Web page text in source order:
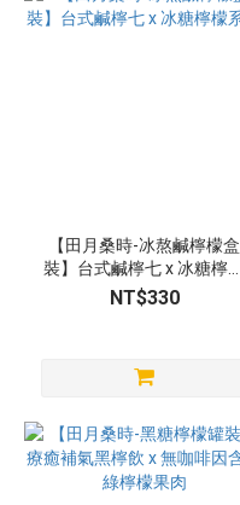
【田月桑時-冰熬鹹檸檬盒
裝】台式鹹檸七 x 冰糖檸檬
系列
NT$330